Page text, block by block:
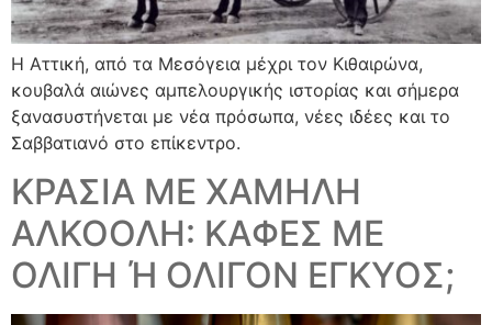
Η Αττική, από τα Μεσόγεια μέχρι τον Κιθαιρώνα,
κουβαλά αιώνες αμπελουργικής ιστορίας και σήμερα
ξανασυστήνεται με νέα πρόσωπα, νέες ιδέες και το
Σαββατιανό στο επίκεντρο.
ΚΡΑΣΙΑ ΜΕ ΧΑΜΗΛΗ
ΑΛΚΟΟΛΗ: ΚΑΦΕΣ ΜΕ
ΟΛΙΓΗ Ή ΟΛΙΓΟΝ ΕΓΚΥΟΣ;